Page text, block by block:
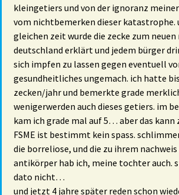
kleingetiers und von der ignoranz
vom nichtbemerken dieser katastrophe.
gleichen zeit wurde die zecke zum
deutschland erklärt und jedem bürger
sich impfen zu lassen gegen eventuell
gesundheitliches ungemach. ich hatte
zecken/jahr und bemerkte grade
wenigerwerden auch dieses getiers. im
kam ich grade mal auf 5… aber das kann
FSME ist bestimmt kein spass.
die borreliose, und die zu ihrem
antikörper hab ich, meine tochter auch.
dato nicht…
und jetzt 4 jahre später reden schon